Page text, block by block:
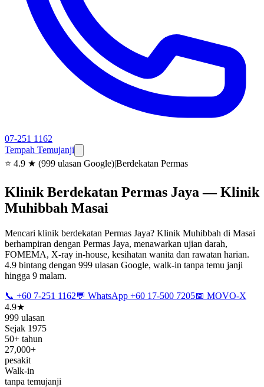
07-251 1162
Tempah Temujanji
⭐ 4.9 ★ (999 ulasan Google)|Berdekatan Permas
Klinik Berdekatan Permas Jaya — Klinik
Muhibbah Masai
Mencari klinik berdekatan Permas Jaya? Klinik Muhibbah di Masai
berhampiran dengan Permas Jaya, menawarkan ujian darah,
FOMEMA, X-ray in-house, kesihatan wanita dan rawatan harian.
4.9 bintang dengan 999 ulasan Google, walk-in tanpa temu janji
hingga 9 malam.
📞 +60 7-251 1162💬 WhatsApp +60 17-500 7205📅 MOVO-X
4.9★
999 ulasan
Sejak 1975
50+ tahun
27,000+
pesakit
Walk-in
tanpa temujanji